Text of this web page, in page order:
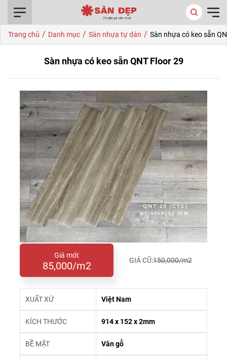
Trang chủ / Danh mục / Sàn nhựa tự dán / Sàn nhựa có keo sẵn
Sàn nhựa có keo sẵn QNT Floor 29
Giá mới:
85,000/m2 GIÁ CŨ:150,000/m2
XUẤT XỨ Việt Nam
KÍCH THƯỚC 914 x 152 x 2mm
BỀ MẶT Vân gỗ